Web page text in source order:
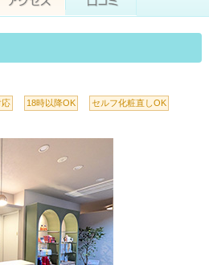
応 18時以降OK セルフ化粧直しOK